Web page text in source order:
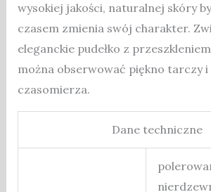
wysokiej jakości, naturalnej skóry
czasem zmienia swój charakter.
eleganckie pudełko z
można obserwować piękno tarczy i
czasomierza.
Dane techniczne